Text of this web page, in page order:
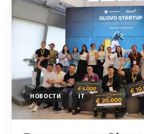
HELPS
EXPERTS
LAUNCH
AND
MONETIZE
ONLINE
COURSES
НОВОСТИ IT